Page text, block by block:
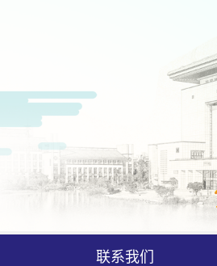
联系我们